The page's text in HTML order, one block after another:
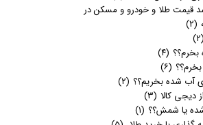
قیمت طلا و خودرو و مسکن در
(۲)
(۲)
بخرم؟؟ (۴)
(۶)
آب شده بخریم؟؟ (۲)
دیجی کالا (۳)
یا شمش؟؟ (۱)